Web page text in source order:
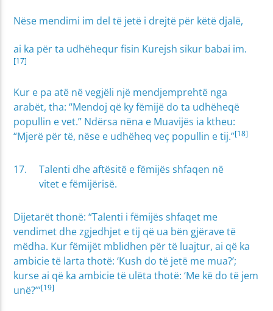
Nëse mendimi im del të jetë i drejtë për këtë djalë,
ai ka për ta udhëhequr fisin Kurejsh sikur babai im.
[17]
Kur e pa atë në vegjëli një mendjemprehtë nga
arabët, tha: “Mendoj që ky fëmijë do ta udhëheqë
popullin e vet.” Ndërsa nëna e Muavijës ia ktheu:
“Mjerë për të, nëse e udhëheq veç popullin e tij.”[18]
Talenti dhe aftësitë e fëmijës shfaqen në
vitet e fëmijërisë.
Dijetarët thonë: “Talenti i fëmijës shfaqet me
vendimet dhe zgjedhjet e tij që ua bën gjërave të
mëdha. Kur fëmijët mblidhen për të luajtur, ai që ka
ambicie të larta thotë: ‘Kush do të jetë me mua?’;
kurse ai që ka ambicie të ulëta thotë: ‘Me kë do të jem
unë?’”[19]